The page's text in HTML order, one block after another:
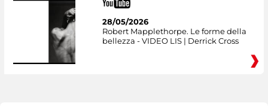
28/05/2026
Robert Mapplethorpe. Le forme della
bellezza - VIDEO LIS | Derrick Cross